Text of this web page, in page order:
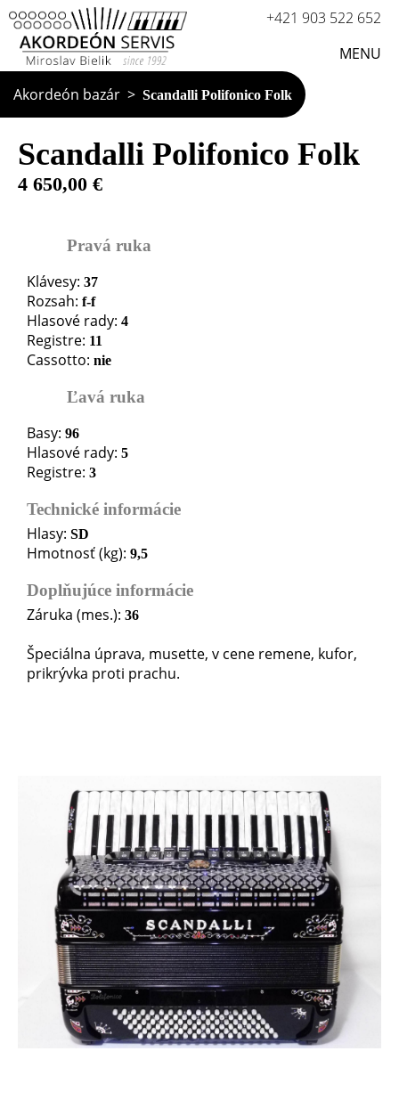
+421 903 522 652
MENU
Akordeón bazár Scandalli Polifonico Folk
Scandalli Polifonico Folk
4 650,00 €
Pravá ruka
Klávesy: 37
Rozsah: f-f
Hlasové rady: 4
Registre: 11
Cassotto: nie
Ľavá ruka
Basy: 96
Hlasové rady: 5
Registre: 3
Technické informácie
Hlasy: SD
Hmotnosť (kg): 9,5
Doplňujúce informácie
Záruka (mes.): 36
Špeciálna úprava, musette, v cene remene, kufor,
prikrývka proti prachu.